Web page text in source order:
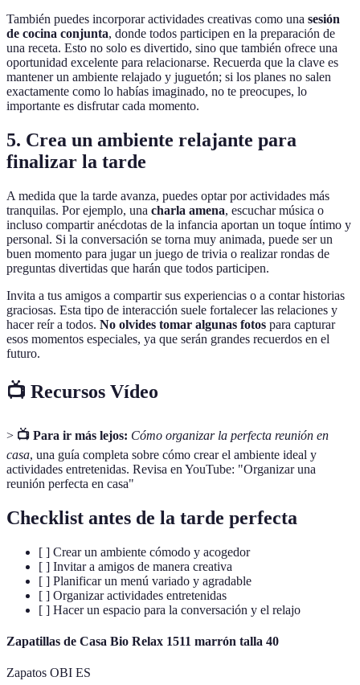
También puedes incorporar actividades creativas como una sesión
de cocina conjunta, donde todos participen en la preparación de
una receta. Esto no solo es divertido, sino que también ofrece una
oportunidad excelente para relacionarse. Recuerda que la clave es
mantener un ambiente relajado y juguetón; si los planes no salen
exactamente como lo habías imaginado, no te preocupes, lo
importante es disfrutar cada momento.
5. Crea un ambiente relajante para
finalizar la tarde
A medida que la tarde avanza, puedes optar por actividades más
tranquilas. Por ejemplo, una charla amena, escuchar música o
incluso compartir anécdotas de la infancia aportan un toque íntimo y
personal. Si la conversación se torna muy animada, puede ser un
buen momento para jugar un juego de trivia o realizar rondas de
preguntas divertidas que harán que todos participen.
Invita a tus amigos a compartir sus experiencias o a contar historias
graciosas. Esta tipo de interacción suele fortalecer las relaciones y
hacer reír a todos. No olvides tomar algunas fotos para capturar
esos momentos especiales, ya que serán grandes recuerdos en el
futuro.
📺 Recursos Vídeo
> 📺 Para ir más lejos: Cómo organizar la perfecta reunión en
casa, una guía completa sobre cómo crear el ambiente ideal y
actividades entretenidas. Revisa en YouTube: "Organizar una
reunión perfecta en casa"
Checklist antes de la tarde perfecta
[ ] Crear un ambiente cómodo y acogedor
[ ] Invitar a amigos de manera creativa
[ ] Planificar un menú variado y agradable
[ ] Organizar actividades entretenidas
[ ] Hacer un espacio para la conversación y el relajo
Zapatillas de Casa Bio Relax 1511 marrón talla 40
Zapatos OBI ES